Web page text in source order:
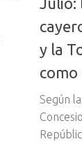
y la
como
Según